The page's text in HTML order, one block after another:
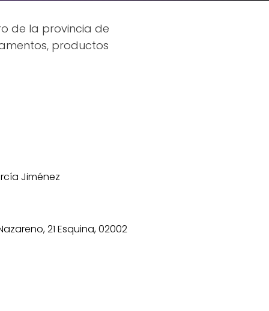
de la provincia de
productos
Jiménez
21 Esquina, 02002